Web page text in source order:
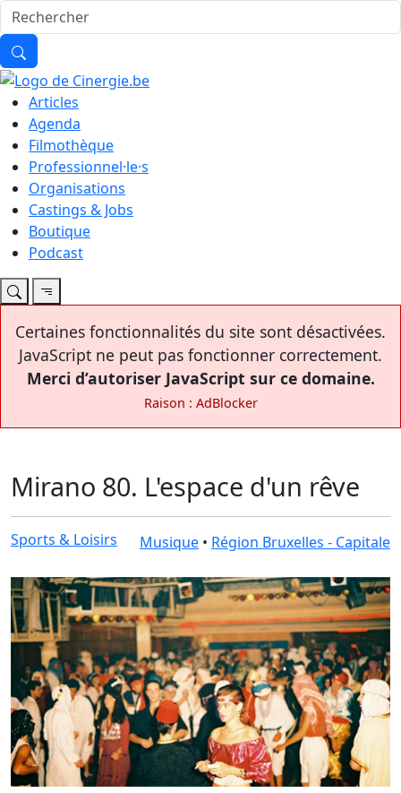
Articles
Agenda
Filmothèque
Professionnel·le·s
Organisations
Castings & Jobs
Boutique
Podcast
Certaines fonctionnalités du site sont désactivées.
JavaScript ne peut pas fonctionner correctement.
Merci d’autoriser JavaScript sur ce domaine.
Raison : AdBlocker
Mirano 80. L'espace d'un rêve
Sports & Loisirs Musique • Région Bruxelles - Capitale